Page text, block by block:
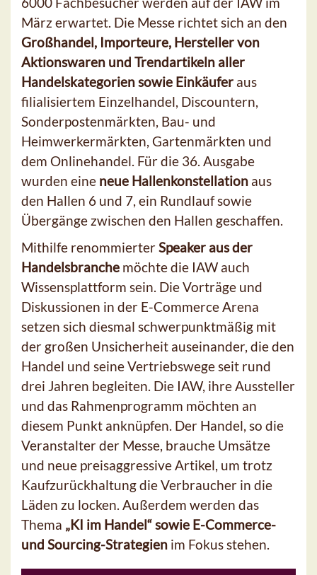
März erwartet. Die Messe richtet sich an den
Großhandel, Importeure, Hersteller von
Aktionswaren und Trendartikeln aller
Handelskategorien sowie Einkäufer aus
filialisiertem Einzelhandel, Discountern,
Sonderpostenmärkten, Bau- und
Heimwerkermärkten, Gartenmärkten und
dem Onlinehandel. Für die 36. Ausgabe
wurden eine neue Hallenkonstellation aus
den Hallen 6 und 7, ein Rundlauf sowie
Übergänge zwischen den Hallen geschaffen.
Mithilfe renommierterSpeaker aus der
Handelsbranche möchte die IAW auch
Wissensplattform sein. Die Vorträge und
Diskussionen in der E-Commerce Arena
setzen sich diesmal schwerpunktmäßig mit
der großen Unsicherheit auseinander, die den
Handel und seine Vertriebswege seit rund
drei Jahren begleiten. Die IAW, ihre Aussteller
und das Rahmenprogramm möchten an
diesem Punkt anknüpfen. Der Handel, so die
Veranstalter der Messe, brauche Umsätze
und neue preisaggressive Artikel, um trotz
Kaufzurückhaltung die Verbraucher in die
Läden zu locken. Außerdem werden das
Thema „KI im Handel“ sowie E-Commerce-
und Sourcing-Strategien im Fokus stehen.